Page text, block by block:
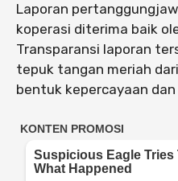
Laporan
koperasi diterima baik
Transparansi laporan
tepuk tangan meriah
bentuk kepercayaan